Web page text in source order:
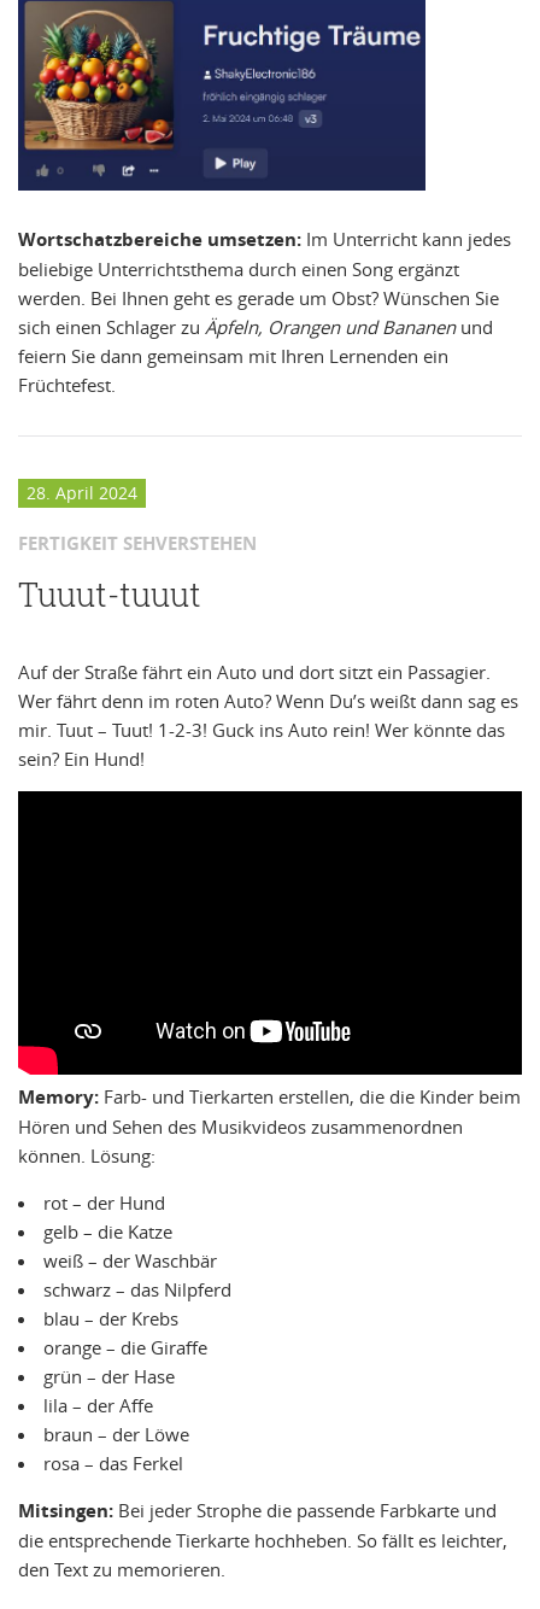
Wortschatzbereiche umsetzen: Im Unterricht kann jedes
beliebige Unterrichtsthema durch einen Song ergänzt
werden. Bei Ihnen geht es gerade um Obst? Wünschen Sie
sich einen Schlager zu Äpfeln, Orangen und Bananenund
feiern Sie dann gemeinsam mit Ihren Lernenden ein
Früchtefest.
28. April 2024
FERTIGKEIT SEHVERSTEHEN
Tuuut-tuuut
Auf der Straße fährt ein Auto und dort sitzt ein Passagier.
Wer fährt denn im roten Auto? Wenn Du’s weißt dann sag es
mir. Tuut – Tuut! 1-2-3! Guck ins Auto rein! Wer könnte das
sein? Ein Hund!
Memory: Farb- und Tierkarten erstellen, die die Kinder beim
Hören und Sehen des Musikvideos zusammenordnen
können. Lösung:
rot – der Hund
gelb – die Katze
weiß – der Waschbär
schwarz – das Nilpferd
blau – der Krebs
orange – die Giraffe
grün – der Hase
lila – der Affe
braun – der Löwe
rosa – das Ferkel
Mitsingen: Bei jeder Strophe die passende Farbkarte und
die entsprechende Tierkarte hochheben. So fällt es leichter,
den Text zu memorieren.